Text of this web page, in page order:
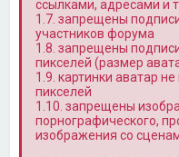
ссылками, адресами и
1.7. запрещены
участников форума
1.8. запрещены
пикселей (размер
1.9. картинки аватар
пикселей
1.10. запрещены
порнографического,
изображения со